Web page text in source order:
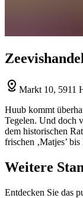
Markt 10, 5911
Huub kommt
Tegelen. Und doch
dem historischen
frischen ‚Matjes’
Weitere
Entdecken Sie das